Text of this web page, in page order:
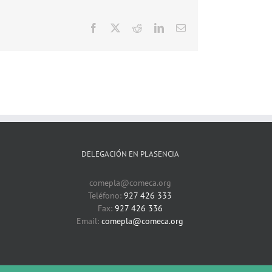
Facebook RedditLinkedInCorreo
DELEGACIÓN EN PLASENCIA
comepla@comeca.org
Teléfono: 927 426 333
Fax: 927 426 336
Email: comepla@comeca.org